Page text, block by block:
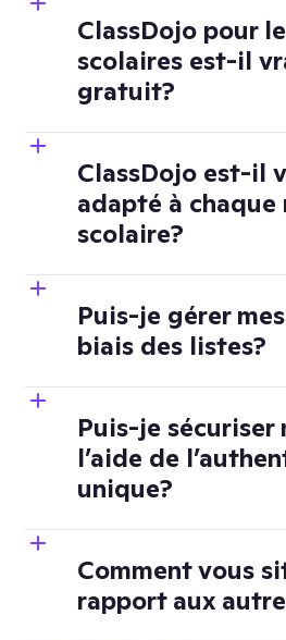
ClassDojo pour
scolaires est-il
gratuit?
ClassDojo est-il
adapté à chaque
scolaire?
Puis-je gérer
biais des listes?
Puis-je
l’aide de
unique?
Comment vous
rapport aux